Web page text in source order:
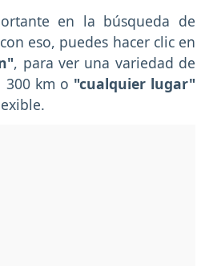
en la búsqueda de
eso, puedes hacer clic en
, para ver una variedad de
300 km o "cualquier lugar"